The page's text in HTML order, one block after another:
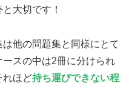
大切です！
他の問題集と同様にとて
スの中は2冊に分けられ
れほど持ち運びできない程